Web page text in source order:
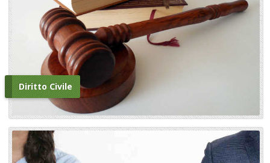
Diritto Civile